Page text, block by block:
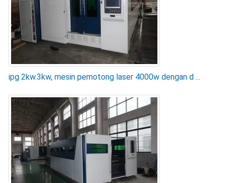
ipg 2kw.3kw, mesin pemotong laser 4000w dengan d ...